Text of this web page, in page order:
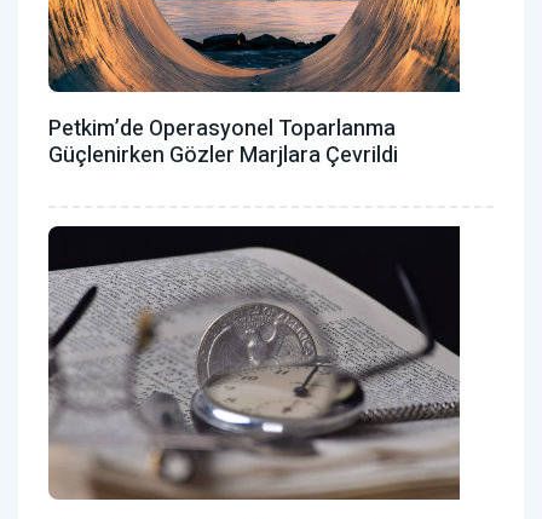
Petkim’de Operasyonel Toparlanma
Güçlenirken Gözler Marjlara Çevrildi